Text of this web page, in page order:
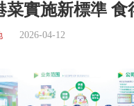
菜實施新標準 食
2026-04-12